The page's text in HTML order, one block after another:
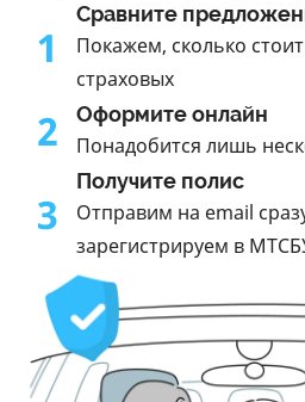
1
Сравните
Покажем, сколько
страховых
2 Оформите онлайн
Понадобится лишь
3
Получите полис
Отправим на email
зарегистрируем в